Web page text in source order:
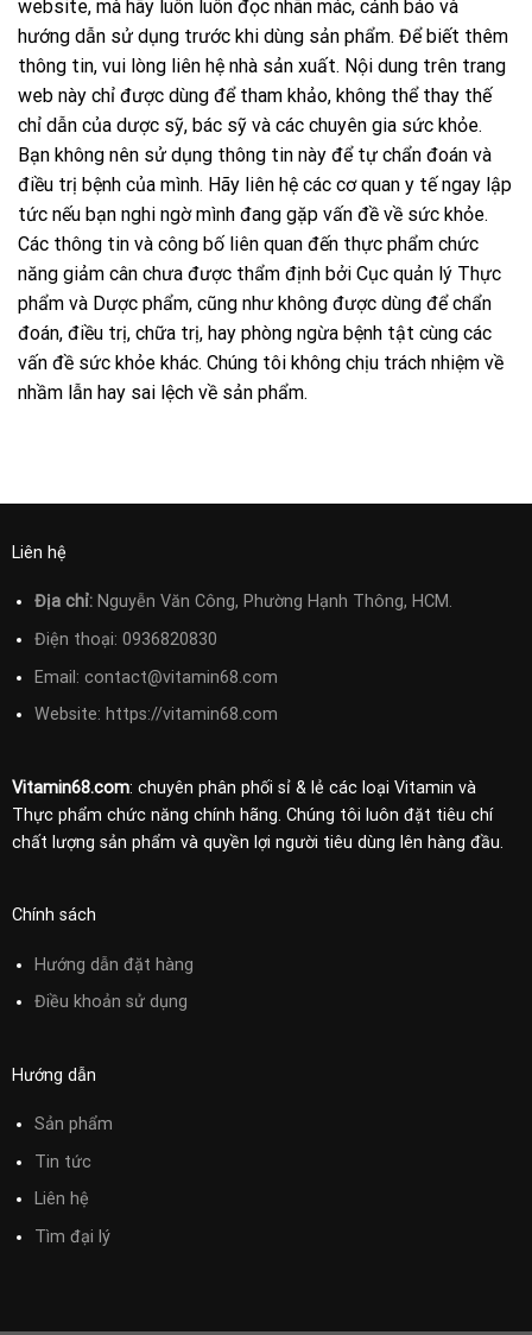
website, mà hãy luôn luôn đọc nhãn mác, cảnh báo và
hướng dẫn sử dụng trước khi dùng sản phẩm. Để biết thêm
thông tin, vui lòng liên hệ nhà sản xuất. Nội dung trên trang
web này chỉ được dùng để tham khảo, không thể thay thế
chỉ dẫn của dược sỹ, bác sỹ và các chuyên gia sức khỏe.
Bạn không nên sử dụng thông tin này để tự chẩn đoán và
điều trị bệnh của mình. Hãy liên hệ các cơ quan y tế ngay lập
tức nếu bạn nghi ngờ mình đang gặp vấn đề về sức khỏe.
Các thông tin và công bố liên quan đến thực phẩm chức
năng giảm cân chưa được thẩm định bởi Cục quản lý Thực
phẩm và Dược phẩm, cũng như không được dùng để chẩn
đoán, điều trị, chữa trị, hay phòng ngừa bệnh tật cùng các
vấn đề sức khỏe khác. Chúng tôi không chịu trách nhiệm về
nhầm lẫn hay sai lệch về sản phẩm.
Liên hệ
Địa chỉ:Nguyễn Văn Công, Phường Hạnh Thông, HCM.
Điện thoại: 0936820830
Email: contact@vitamin68.com
Website: https://vitamin68.com
Vitamin68.com: chuyên phân phối sỉ & lẻ các loại Vitamin và
Thực phẩm chức năng chính hãng. Chúng tôi luôn đặt tiêu chí
chất lượng sản phẩm và quyền lợi người tiêu dùng lên hàng đầu.
Chính sách
Hướng dẫn đặt hàng
Điều khoản sử dụng
Hướng dẫn
Sản phẩm
Tin tức
Liên hệ
Tìm đại lý